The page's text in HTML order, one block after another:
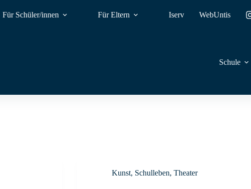
Für Schüler/innen Für Eltern Iserv WebUntis
Schule
Kunst, Schulleben,Theater